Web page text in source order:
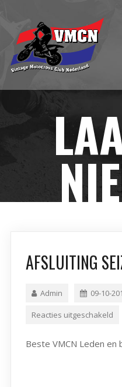
AFSLUITING
Admin 09-10-
Reacties uitgeschakeld
Beste VMCN Leden en